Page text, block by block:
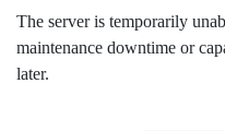
The server is temporarily
maintenance downtime or
later.